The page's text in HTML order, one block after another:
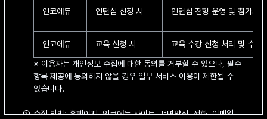
인코에듀 인턴십 신청 시 인턴십 전형 운영 및 참가자
인코에듀 교육 신청 시 교육 수강 신청 처리 및 수강
※ 이용자는 개인정보 수집에 대한 동의를 거부할 수 있으나, 필수
항목 제공에 동의하지 않을 경우 일부 서비스 이용이 제한될 수
있습니다.
수집 방법: 홈페이지, 인코에듀 사이트, 서면양식, 전화, 이메일,